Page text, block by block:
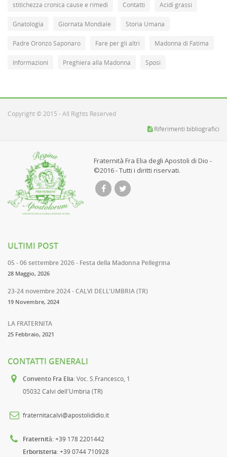
stitichezza cronica cause e rimedi Contatti Acidi grassi
Gnatologia Giornata Mondiale Storia Umana
Padre Oronzo Saponaro Fare per gli altri Madonna di Fatima
Informazioni Preghiera alla Madonna Sposi
Copyright © 2015 - All Rights Reserved
Riferimenti bibliografici
Fraternità Fra Elia degli Apostoli di Dio -
©2016 - Tutti i diritti riservati.
ULTIMI POST
05 - 06 settembre 2026 - Festa della Madonna Pellegrina
28 Maggio, 2026
23-24 novembre 2024 - CALVI DELL'UMBRIA (TR)
19 Novembre, 2024
LA FRATERNITA
25 Febbraio, 2021
CONTATTI GENERALI
Convento Fra Elia: Voc. S.Francesco, 1
05032 Calvi dell'Umbria (TR)
fraternitacalvi@apostolididio.it
Fraternità: +39 178 2201442
Erboristeria: +39 0744 710928